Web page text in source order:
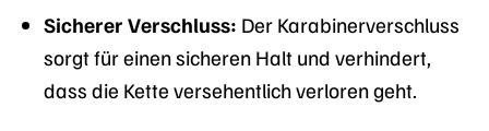
Sicherer Verschluss: Der Karabinerverschluss
sorgt für einen sicheren Halt und verhindert,
dass die Kette versehentlich verloren geht.